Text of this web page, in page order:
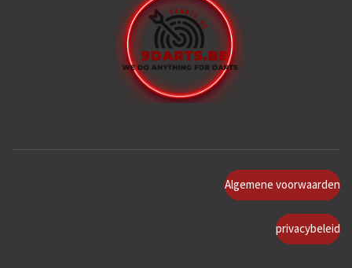
Algemene voorwaarden
privacybeleid